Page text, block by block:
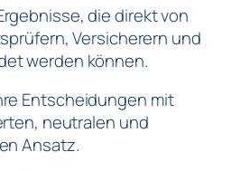
die direkt von
Versicherern und
werden können.
Entscheidungen mit
neutralen und
Ansatz.